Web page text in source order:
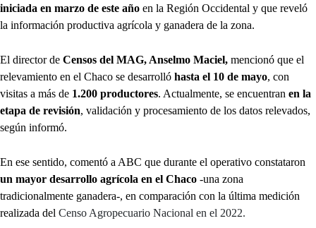
iniciada en marzo de este año en la Región Occidental y que reveló
la información productiva agrícola y ganadera de la zona.
El director de Censos del MAG, Anselmo Maciel, mencionó que el
relevamiento en el Chaco se desarrolló hasta el 10 de mayo, con
visitas a más de 1.200 productores. Actualmente, se encuentran en la
etapa de revisión, validación y procesamiento de los datos relevados,
según informó.
En ese sentido, comentó a ABC que durante el operativo constataron
un mayor desarrollo agrícola en el Chaco -una zona
tradicionalmente ganadera-, en comparación con la última medición
realizada del Censo Agropecuario Nacional en el 2022.